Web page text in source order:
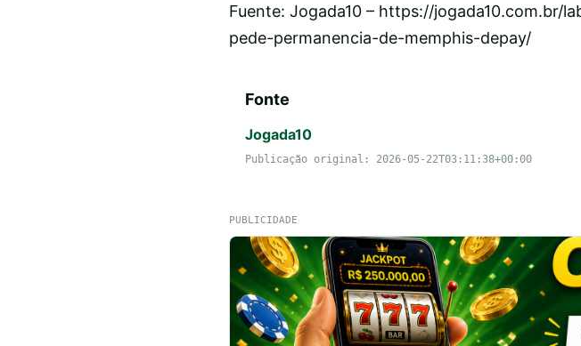
Fuente: Jogada10 – https://jogada10.com.br/
pede-permanencia-de-memphis-depay/
Fonte
Jogada10
Publicação original: 2026-05-22T03:11:38+00:00
PUBLICIDADE